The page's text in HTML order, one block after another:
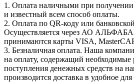
1. Оплата наличными при
и известный всем способ оплаты.
2. Оплата по QR-коду или
Осуществляется через АО
принимаются карты VISA,
3. Безналичная оплата. Наша
на оплату, содержащий необходимые
поступления денежных средств на
производится доставка в удобное